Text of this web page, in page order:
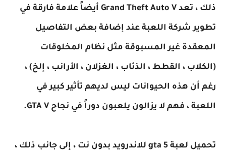
ذلك ، تعد Grand Theft Auto V أيضاً علامة فارقة في
تطوير شركة اللعبة عند إضافة بعض التفاصيل
المعقدة غير المسبوقة مثل نظام المخلوقات
(الكلاب ، القطط ، الذئاب ، الغزلان ، الأرانب ، إلخ) ،
رغم أن هذه الحيوانات ليس لديهم تأثير كبير في
اللعبة ، فهم لا يزالون يلعبون دوراً في نجاح GTA V.
تحميل لعبة gta 5 للاندرويد بدون نت ، إلى جانب ذلك ،